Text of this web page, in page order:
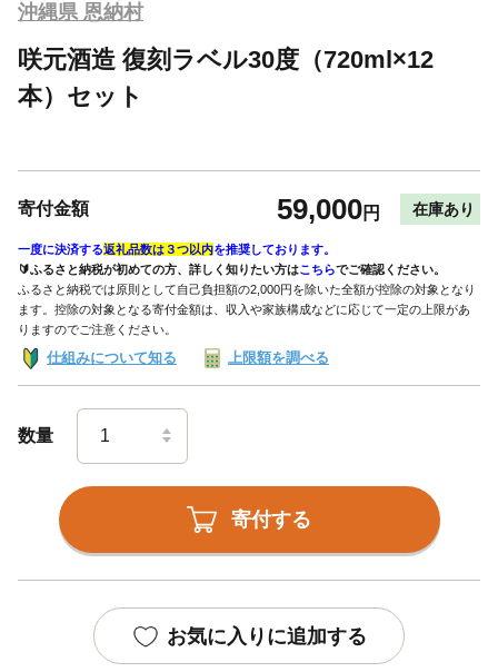
沖縄県 恩納村
咲元酒造 復刻ラベル30度（720ml×12
本）セット
寄付金額 59,000円 在庫あり
一度に決済する返礼品数は３つ以内を推奨しております。
🔰ふるさと納税が初めての方、詳しく知りたい方はこちらでご確認ください。
ふるさと納税では原則として自己負担額の2,000円を除いた全額が控除の対象となり
ます。控除の対象となる寄付金額は、収入や家族構成などに応じて一定の上限があ
りますのでご注意ください。
仕組みについて知る 上限額を調べる
数量
寄付する
お気に入りに追加する